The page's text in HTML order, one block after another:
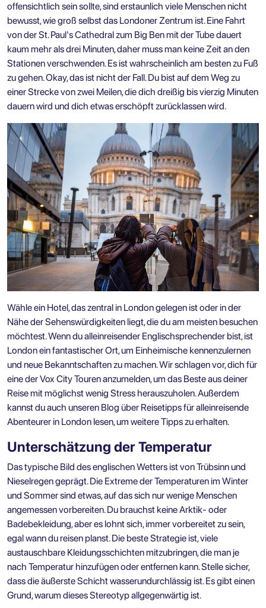
offensichtlich sein sollte, sind erstaunlich viele Menschen nicht
bewusst, wie groß selbst das Londoner Zentrum ist. Eine Fahrt
von der St. Paul's Cathedral zum Big Ben mit der Tube dauert
kaum mehr als drei Minuten, daher muss man keine Zeit an den
Stationen verschwenden. Es ist wahrscheinlich am besten zu Fuß
zu gehen. Okay, das ist nicht der Fall. Du bist auf dem Weg zu
einer Strecke von zwei Meilen, die dich dreißig bis vierzig Minuten
dauern wird und dich etwas erschöpft zurücklassen wird.
Wähle ein Hotel, das zentral in London gelegen ist oder in der
Nähe der Sehenswürdigkeiten liegt, die du am meisten besuchen
möchtest. Wenn du alleinreisender Englischsprechender bist, ist
London ein fantastischer Ort, um Einheimische kennenzulernen
und neue Bekanntschaften zu machen. Wir schlagen vor, dich für
eine derVox City Tourenanzumelden, um das Beste aus deiner
Reise mit möglichst wenig Stress herauszuholen. Außerdem
kannst du auch unseren Blog über Reisetipps für alleinreisende
Abenteurer in London lesen, um weitere Tipps zu erhalten.
Unterschätzung der Temperatur
Das typische Bild des englischen Wetters ist von Trübsinn und
Nieselregen geprägt. Die Extreme der Temperaturen im Winter
und Sommer sind etwas, auf das sich nur wenige Menschen
angemessen vorbereiten. Du brauchst keine Arktik- oder
Badebekleidung, aber es lohnt sich, immer vorbereitet zu sein,
egal wann du reisen planst. Die beste Strategie ist, viele
austauschbare Kleidungsschichten mitzubringen, die man je
nach Temperatur hinzufügen oder entfernen kann. Stelle sicher,
dass die äußerste Schicht wasserundurchlässig ist. Es gibt einen
Grund, warum dieses Stereotyp allgegenwärtig ist.